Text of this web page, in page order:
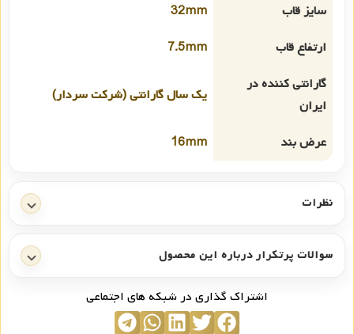
سایز قاب
32mm
ارتفاع قاب
7.5mm
گارانتی کننده در
ایران
یک سال گارانتی (شرکت سردار)
عرض بند 16mm
نظرات
سوالات پرتکرار درباره این محصول
اشتراک گذاری در شبکه های اجتماعی